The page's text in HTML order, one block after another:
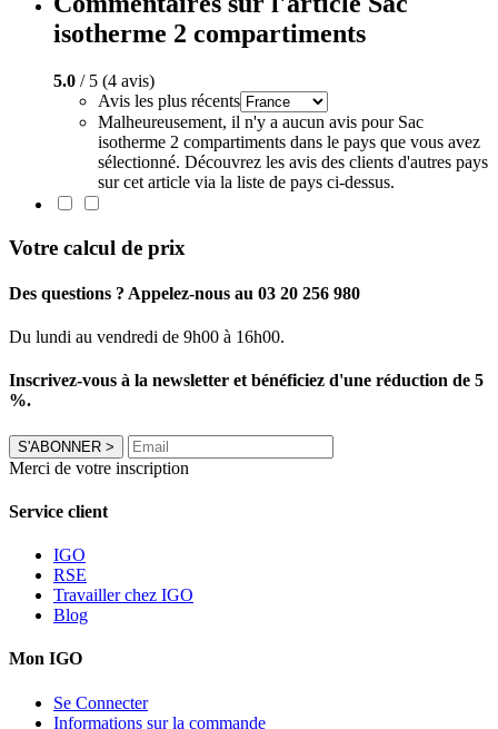
isotherme 2 compartiments
5.0 / 5 (4 avis)
Avis les plus récents
Malheureusement, il n'y a aucun avis pour Sac
isotherme 2 compartiments dans le pays que vous avez
sélectionné. Découvrez les avis des clients d'autres pays
sur cet article via la liste de pays ci-dessus.
Votre calcul de prix
Des questions ? Appelez-nous au 03 20 256 980
Du lundi au vendredi de 9h00 à 16h00.
Inscrivez-vous à la newsletter et bénéficiez d'une réduction de 5
%.
S'ABONNER >
Merci de votre inscription
Service client
IGO
RSE
Travailler chez IGO
Blog
Mon IGO
Se Connecter
Informations sur la commande